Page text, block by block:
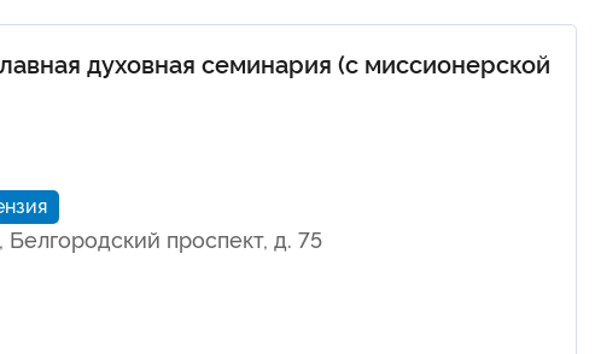
духовная семинария (с миссионерской
проспект, д. 75